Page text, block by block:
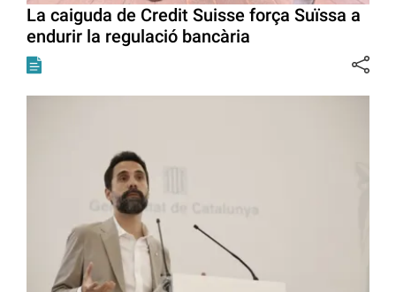
La caiguda de Credit Suisse força Suïssa a
endurir la regulació bancària